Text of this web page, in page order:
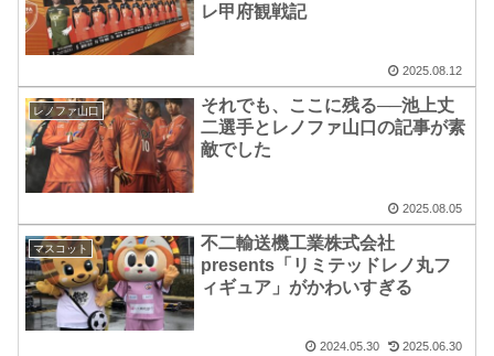
レ甲府観戦記
2025.08.12
レノファ山口
それでも、ここに残る──池上丈
二選手とレノファ山口の記事が素
敵でした
2025.08.05
マスコット
不二輸送機工業株式会社
presents「リミテッドレノ丸フ
ィギュア」がかわいすぎる
2024.05.30 2025.06.30